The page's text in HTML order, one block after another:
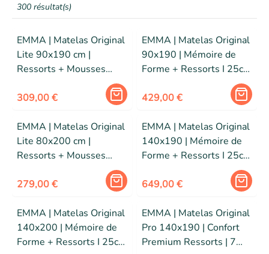
300 résultat(s)
EMMA | Matelas Original
Lite 90x190 cm |
Ressorts + Mousses
respirantes | 5 couches |
Edition 2026
309,00 €
EMMA | Matelas Original
90x190 | Mémoire de
Forme + Ressorts I 25cm
429,00 €
EMMA | Matelas Original
Lite 80x200 cm |
Ressorts + Mousses
respirantes | 5 couches |
Edition 2026
279,00 €
EMMA | Matelas Original
140x190 | Mémoire de
Forme + Ressorts I 25cm
649,00 €
EMMA | Matelas Original
140x200 | Mémoire de
Forme + Ressorts I 25cm
EMMA | Matelas Original
Pro 140x190 | Confort
Premium Ressorts | 7